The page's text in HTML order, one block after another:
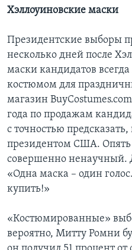
Хэллоуиновские маски
Президентские выборы
несколько дней после
маски кандидатов
костюмом для
магазин
года по продажам
с точностью
президентом США. Опять
совершенно ненаучный.
«Одна маска – один
купить!»
«Костюмированные»
вероятно, Митту Ромни